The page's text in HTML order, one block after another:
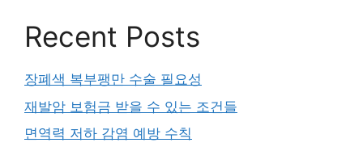
Recent Posts
장폐색 복부팽만 수술 필요성
재발암 보험금 받을 수 있는 조건들
면역력 저하 감염 예방 수칙